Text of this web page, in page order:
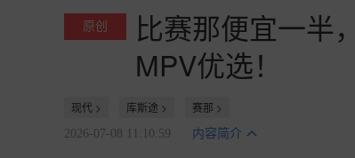
原创
比赛那便宜一半
MPV优选！
现代 > 库斯途 > 赛那 >
2026-07-08 11:10:59 内容简介